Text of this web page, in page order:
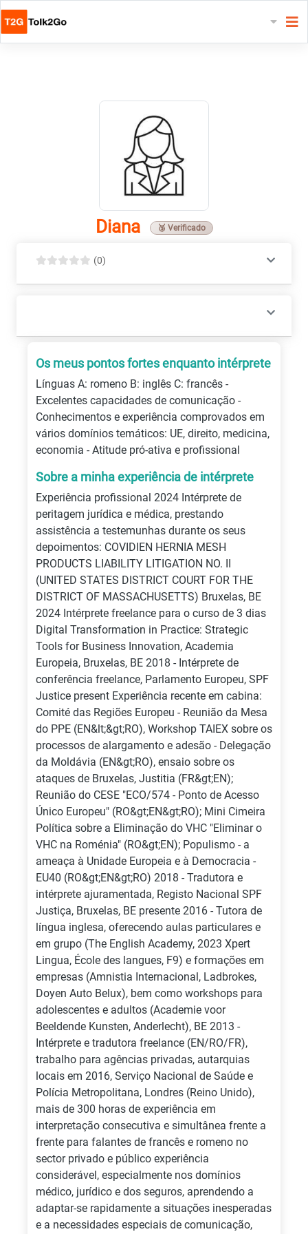
Diana 🥉 Verificado
(0)
Os meus pontos fortes enquanto intérprete
Línguas A: romeno B: inglês C: francês -
Excelentes capacidades de comunicação -
Conhecimentos e experiência comprovados em
vários domínios temáticos: UE, direito, medicina,
economia - Atitude pró-ativa e profissional
Sobre a minha experiência de intérprete
Experiência profissional 2024 Intérprete de
peritagem jurídica e médica, prestando
assistência a testemunhas durante os seus
depoimentos: COVIDIEN HERNIA MESH
PRODUCTS LIABILITY LITIGATION NO. II
(UNITED STATES DISTRICT COURT FOR THE
DISTRICT OF MASSACHUSETTS) Bruxelas, BE
2024 Intérprete freelance para o curso de 3 dias
Digital Transformation in Practice: Strategic
Tools for Business Innovation, Academia
Europeia, Bruxelas, BE 2018 - Intérprete de
conferência freelance, Parlamento Europeu, SPF
Justice present Experiência recente em cabina:
Comité das Regiões Europeu - Reunião da Mesa
do PPE (EN&lt;&gt;RO), Workshop TAIEX sobre os
processos de alargamento e adesão - Delegação
da Moldávia (EN&gt;RO), ensaio sobre os
ataques de Bruxelas, Justitia (FR&gt;EN);
Reunião do CESE "ECO/574 - Ponto de Acesso
Único Europeu" (RO&gt;EN&gt;RO); Mini Cimeira
Política sobre a Eliminação do VHC "Eliminar o
VHC na Roménia" (RO&gt;EN); Populismo - a
ameaça à Unidade Europeia e à Democracia -
EU40 (RO&gt;EN&gt;RO) 2018 - Tradutora e
intérprete ajuramentada, Registo Nacional SPF
Justiça, Bruxelas, BE presente 2016 - Tutora de
língua inglesa, oferecendo aulas particulares e
em grupo (The English Academy, 2023 Xpert
Lingua, École des langues, F9) e formações em
empresas (Amnistia Internacional, Ladbrokes,
Doyen Auto Belux), bem como workshops para
adolescentes e adultos (Academie voor
Beeldende Kunsten, Anderlecht), BE 2013 -
Intérprete e tradutora freelance (EN/RO/FR),
trabalho para agências privadas, autarquias
locais em 2016, Serviço Nacional de Saúde e
Polícia Metropolitana, Londres (Reino Unido),
mais de 300 horas de experiência em
interpretação consecutiva e simultânea frente a
frente para falantes de francês e romeno no
sector privado e público experiência
considerável, especialmente nos domínios
médico, jurídico e dos seguros, aprendendo a
adaptar-se rapidamente a situações inesperadas
e a necessidades especiais de comunicação,